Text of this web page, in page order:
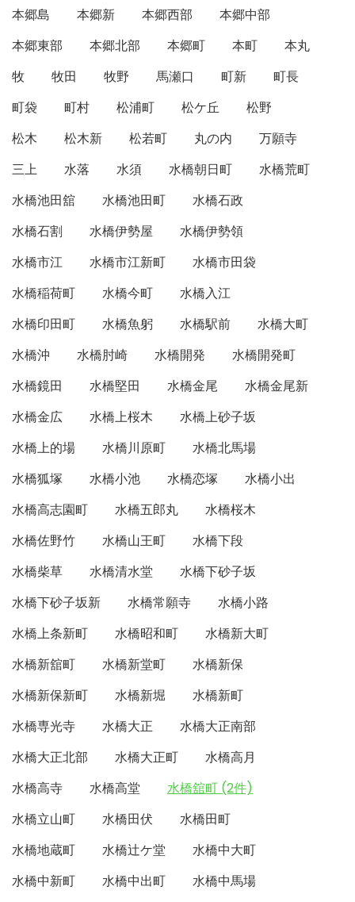
本郷島
本郷新 本郷西部
本郷中部
本郷東部
本郷北部 本郷町 本町
本丸
牧
牧田 牧野 馬瀬口 町新
町長
町袋
町村 松浦町 松ケ丘
松野
松木
松木新 松若町 丸の内
万願寺
三上
水落 水須 水橋朝日町
水橋荒町
水橋池田舘
水橋池田町
水橋石政
水橋石割
水橋伊勢屋
水橋伊勢領
水橋市江
水橋市江新町
水橋市田袋
水橋稲荷町
水橋今町
水橋入江
水橋印田町
水橋魚躬 水橋駅前
水橋大町
水橋沖
水橋肘崎 水橋開発
水橋開発町
水橋鏡田
水橋堅田 水橋金尾
水橋金尾新
水橋金広
水橋上桜木
水橋上砂子坂
水橋上的場
水橋川原町
水橋北馬場
水橋狐塚
水橋小池 水橋恋塚
水橋小出
水橋高志園町
水橋五郎丸
水橋桜木
水橋佐野竹
水橋山王町
水橋下段
水橋柴草
水橋清水堂
水橋下砂子坂
水橋下砂子坂新
水橋常願寺
水橋小路
水橋上条新町
水橋昭和町
水橋新大町
水橋新舘町
水橋新堂町
水橋新保
水橋新保新町
水橋新堀
水橋新町
水橋専光寺
水橋大正
水橋大正南部
水橋大正北部
水橋大正町
水橋高月
水橋高寺
水橋高堂
水橋舘町 (2件)
水橋立山町
水橋田伏
水橋田町
水橋地蔵町
水橋辻ケ堂
水橋中大町
水橋中新町
水橋中出町
水橋中馬場